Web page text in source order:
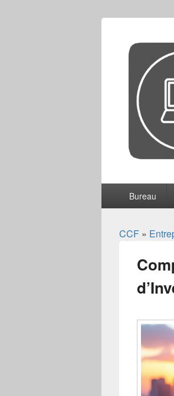
CCF
principalBureau
CCF »